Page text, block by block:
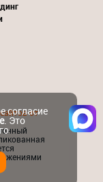
от
согласие
. Это